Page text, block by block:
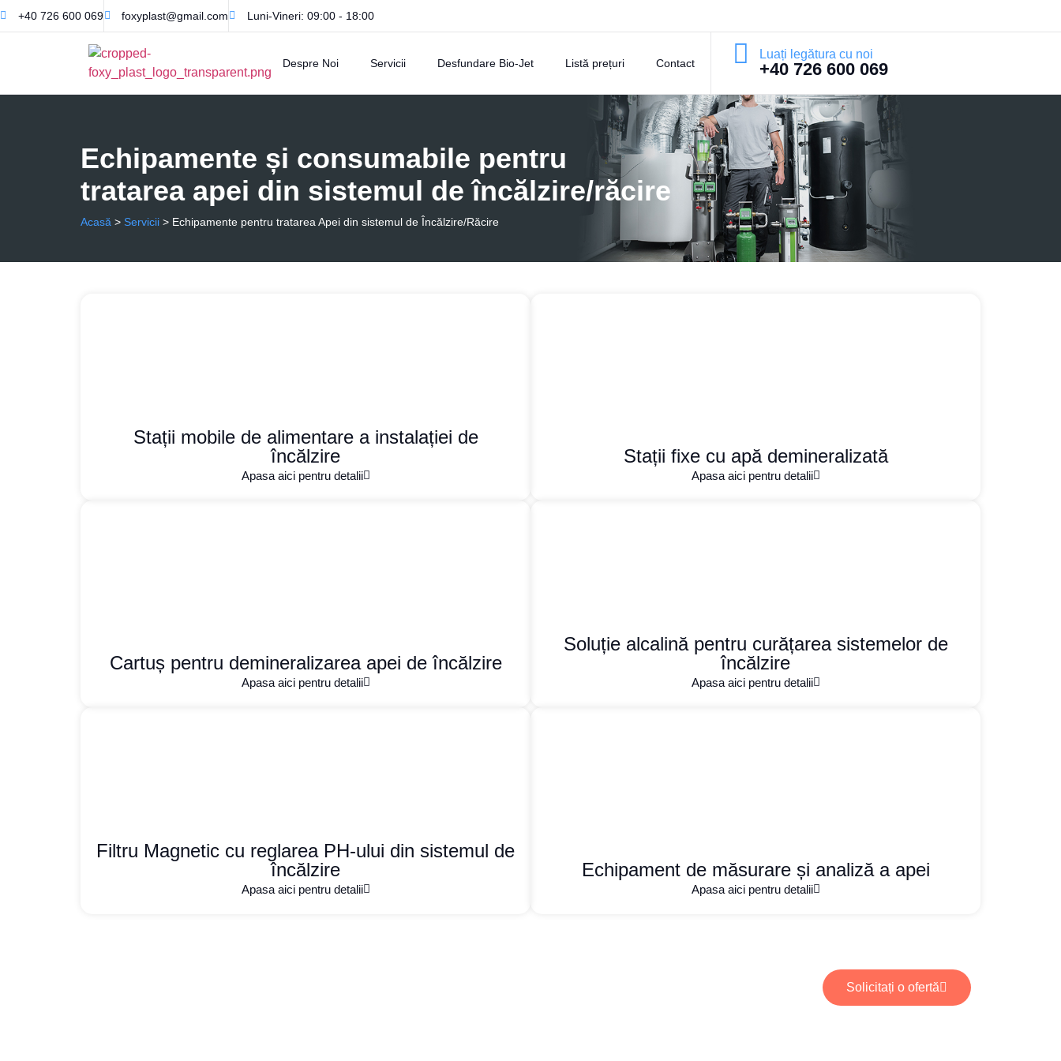
+40 726 600 069 foxyplast@gmail.com Luni-Vineri: 09:00 - 18:00
Despre Noi Servicii Desfundare Bio-Jet Listă prețuri Contact
Luați legătura cu noi
+40 726 600 069
Echipamente și consumabile pentru
tratarea apei din sistemul de încălzire/răcire
Acasă > Servicii > Echipamente pentru tratarea Apei din sistemul de Încălzire/Răcire
Stații mobile de alimentare a instalației de
încălzire
Apasa aici pentru detalii
Stații fixe cu apă demineralizată
Apasa aici pentru detalii
Cartuș pentru demineralizarea apei de încălzire
Apasa aici pentru detalii
Soluție alcalină pentru curățarea sistemelor de
încălzire
Apasa aici pentru detalii
Filtru Magnetic cu reglarea PH-ului din sistemul de
încălzire
Apasa aici pentru detalii
Echipament de măsurare și analiză a apei
Apasa aici pentru detalii
Solicitați o ofertă